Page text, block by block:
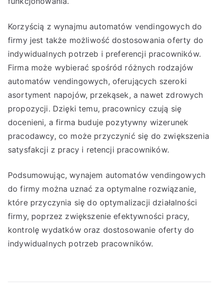
Korzyścią z wynajmu automatów vendingowych do
firmy jest także możliwość dostosowania oferty do
indywidualnych potrzeb i preferencji pracowników.
Firma może wybierać spośród różnych rodzajów
automatów vendingowych, oferujących szeroki
asortyment napojów, przekąsek, a nawet zdrowych
propozycji. Dzięki temu, pracownicy czują się
docenieni, a firma buduje pozytywny wizerunek
pracodawcy, co może przyczynić się do zwiększenia
satysfakcji z pracy i retencji pracowników.
Podsumowując, wynajem automatów vendingowych
do firmy można uznać za optymalne rozwiązanie,
które przyczynia się do optymalizacji działalności
firmy, poprzez zwiększenie efektywności pracy,
kontrolę wydatków oraz dostosowanie oferty do
indywidualnych potrzeb pracowników.